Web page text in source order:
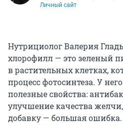
Личный сайт
Нутрициолог Валерия
хлорофилл — это зеленый
в растительных клетках,
процесс фотосинтеза. У
полезные свойства:
улучшение качества
добавку — большая ошибка.